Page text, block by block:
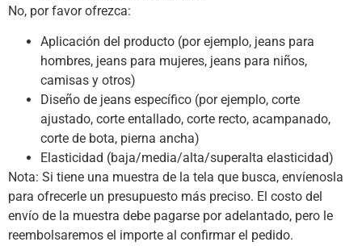
No, por favor ofrezca:
Aplicación del producto (por ejemplo, jeans para
hombres, jeans para mujeres, jeans para niños,
camisas y otros)
Diseño de jeans específico (por ejemplo, corte
ajustado, corte entallado, corte recto, acampanado,
corte de bota, pierna ancha)
Elasticidad (baja/media/alta/superalta elasticidad)
Nota: Si tiene una muestra de la tela que busca, envíenosla
para ofrecerle un presupuesto más preciso. El costo del
envío de la muestra debe pagarse por adelantado, pero le
reembolsaremos el importe al confirmar el pedido.